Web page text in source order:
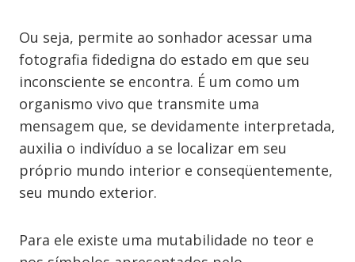
Ou seja, permite ao sonhador acessar uma
fotografia fidedigna do estado em que seu
inconsciente se encontra. É um como um
organismo vivo que transmite uma
mensagem que, se devidamente interpretada,
auxilia o indivíduo a se localizar em seu
próprio mundo interior e conseqüentemente,
seu mundo exterior.
Para ele existe uma mutabilidade no teor e